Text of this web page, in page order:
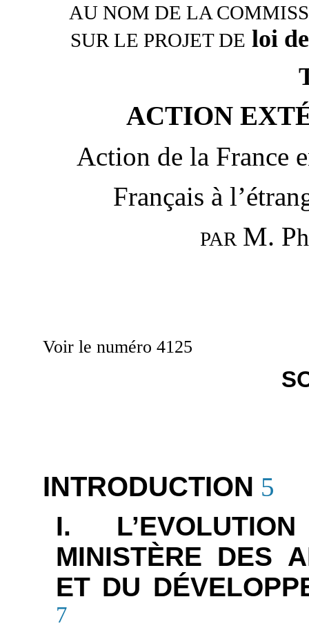
AU NOM DE LA
SUR LE PROJET DE loi
ACTION
Action de la France
Français à
PAR M. P
Voir le numéro 4125
INTRODUCTION 5
I.
MINISTÈRE DES
ET DU
7